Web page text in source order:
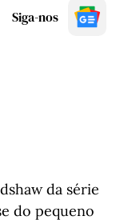
Siga-nos
da série
do pequeno